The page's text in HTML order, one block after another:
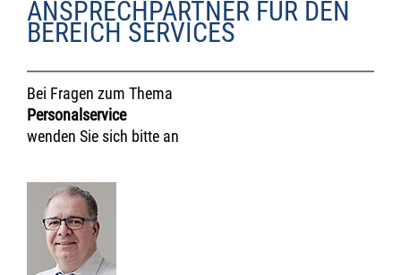
ANSPRECHPARTNER FÜR DEN
BEREICH SERVICES
Bei Fragen zum Thema
Personalservice
wenden Sie sich bitte an